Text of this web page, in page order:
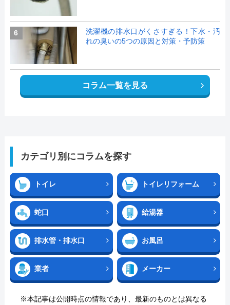
6
洗濯機の排水口がくさすぎる！下水・汚
れの臭いの5つの原因と対策・予防策
コラム一覧を見る
カテゴリ別にコラムを探す
トイレ トイレリフォーム
蛇口 給湯器
排水管・排水口 お風呂
業者 メーカー
※本記事は公開時点の情報であり、最新のものとは異なる